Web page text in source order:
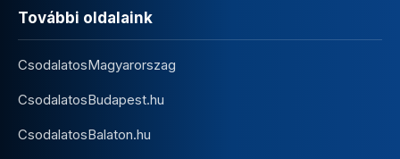
További oldalaink
CsodalatosMagyarorszag
CsodalatosBudapest.hu
CsodalatosBalaton.hu